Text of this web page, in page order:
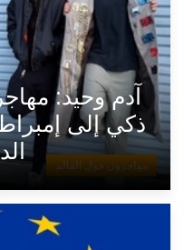
مهاجرون حول العالم
آدم وحيد:
ذكي إلى